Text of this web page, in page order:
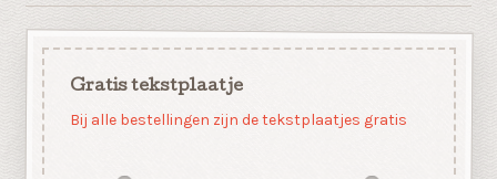
Gratis tekstplaatje
Bij alle bestellingen zijn de tekstplaatjes gratis